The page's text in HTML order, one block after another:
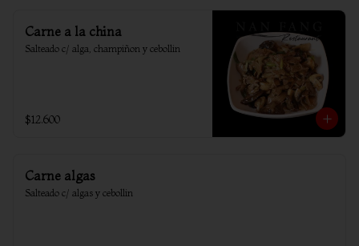
Carne a la china
Salteado c/ alga, champiñon y cebollin
$12.600
Carne algas
Salteado c/ algas y cebollin